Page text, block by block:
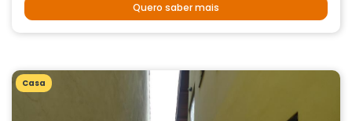
Quero saber mais
Casa